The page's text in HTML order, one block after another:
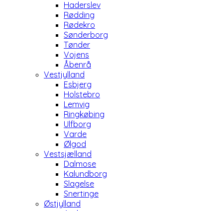
Haderslev
Rødding
Rødekro
Sønderborg
Tønder
Vojens
Åbenrå
Vestjylland
Esbjerg
Holstebro
Lemvig
Ringkøbing
Ulfborg
Varde
Ølgod
Vestsjælland
Dalmose
Kalundborg
Slagelse
Snertinge
Østjylland